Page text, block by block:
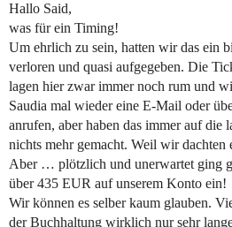
Hallo Said,
was für ein Timing!
Um ehrlich zu sein, hatten wir das ein
verloren und quasi aufgegeben. Die
lagen hier zwar immer noch rum und
Saudia mal wieder eine E-Mail oder
anrufen, aber haben das immer auf die
nichts mehr gemacht. Weil wir dachten
Aber … plötzlich und unerwartet ging
über 435 EUR auf unserem Konto ein!
Wir können es selber kaum glauben.
der Buchhaltung wirklich nur sehr